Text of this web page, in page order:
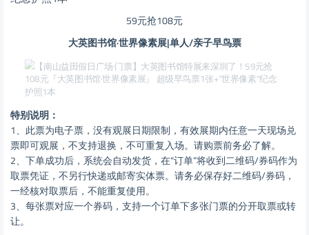
59元抢108元
大英图书馆·世界像素展|单人/亲子早鸟票
特别说明：
1、此票为电子票，没有观展日期限制，有效展期内任意一天现场兑
票即可观展，不支持退换，不可重复入场。请购票前务必了解。
2、下单成功后，系统会自动发货，在“订单”将收到二维码/券码作为
取票凭证，不另行快递或邮寄实体票。请务必保存好二维码/券码，
一经核对取票后，不能重复使用。
3、每张票对应一个券码，支持一个订单下多张门票的分开取票或转
让。